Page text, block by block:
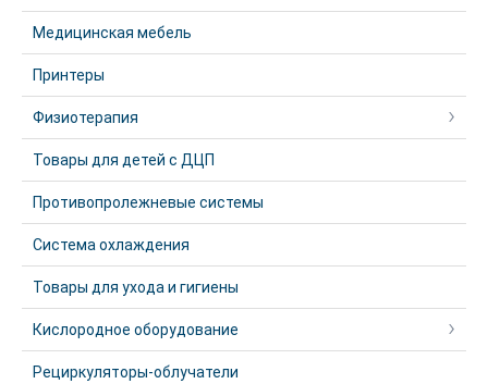
Медицинская мебель
Принтеры
Физиотерапия
Товары для детей с ДЦП
Противопролежневые системы
Система охлаждения
Товары для ухода и гигиены
Кислородное оборудование
Рециркуляторы-облучатели